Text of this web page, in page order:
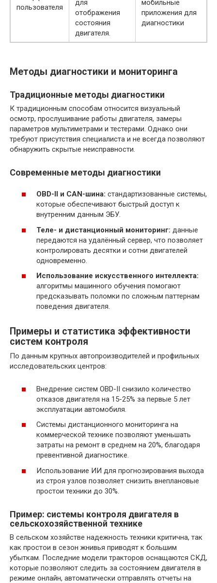
пользователя
для
отображения
состояния
двигателя.
мобильные
приложения для
диагностики
Методы диагностики и мониторинга
Традиционные методы диагностики
К традиционным способам относится визуальный
осмотр, прослушивание работы двигателя, замеры
параметров мультиметрами и тестерами. Однако они
требуют присутствия специалиста и не всегда позволяют
обнаружить скрытые неисправности.
Современные методы диагностики
OBD-II и CAN-шина: стандартизованные системы,
которые обеспечивают быстрый доступ к
внутренним данным ЭБУ.
Теле- и дистанционный мониторинг: данные
передаются на удалённый сервер, что позволяет
контролировать десятки и сотни двигателей
одновременно.
Использование искусственного интеллекта:
алгоритмы машинного обучения помогают
предсказывать поломки по сложным паттернам
поведения двигателя.
Примеры и статистика эффективности
систем контроля
По данным крупных автопроизводителей и профильных
исследовательских центров:
Внедрение систем OBD-II снизило количество
отказов двигателя на 15-25% за первые 5 лет
эксплуатации автомобиля.
Системы дистанционного мониторинга на
коммерческой технике позволяют уменьшать
затраты на ремонт в среднем на 20%, благодаря
превентивной диагностике.
Использование ИИ для прогнозирования выхода
из строя узлов позволяет снизить внеплановые
простои техники до 30%.
Пример: системы контроля двигателя в
сельскохозяйственной технике
В сельском хозяйстве надежность техники критична, так
как простои в сезон жнивья приводят к большим
убыткам. Последние модели тракторов оснащаются СКД,
которые позволяют следить за состоянием двигателя в
режиме онлайн, автоматически отправлять отчеты на